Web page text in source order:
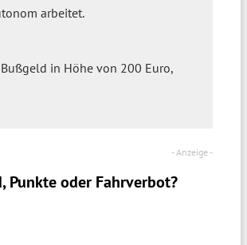
arbeitet.
in Höhe von 200 Euro,
Punkte oder Fahrverbot?